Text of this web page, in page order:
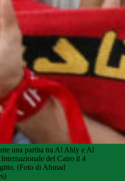
una partita tra Al Ahly e Al
del Cairo il 4
(Foto di Ahmad